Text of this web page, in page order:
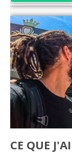
CE QUE